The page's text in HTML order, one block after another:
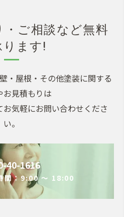
ご相談など無料
ます!
・屋根・その他塗装に関する
お見積もりは
気軽にお問い合わせくださ
い。
40-1616
間：9:00 ～ 18:00